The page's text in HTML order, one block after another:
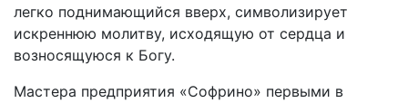
легко поднимающийся вверх, символизирует
искреннюю молитву, исходящую от сердца и
возносящуюся к Богу.
Мастера предприятия «Софрино» первыми в